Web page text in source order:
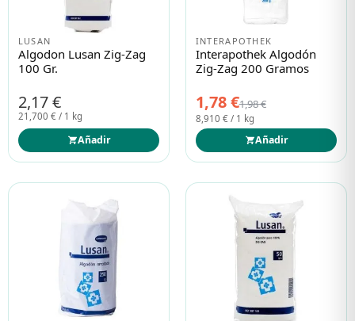
Protección solar
Higiene
Óptica
Protección solar
Higiene
Óptica
LUSAN
Algodon Lusan Zig-Zag
100 Gr.
2,17 €
21,700 € / 1 kg
Añadir
INTERAPOTHEK
Interapothek Algodón
Zig-Zag 200 Gramos
1,78 €1,98 €
8,910 € / 1 kg
Añadir